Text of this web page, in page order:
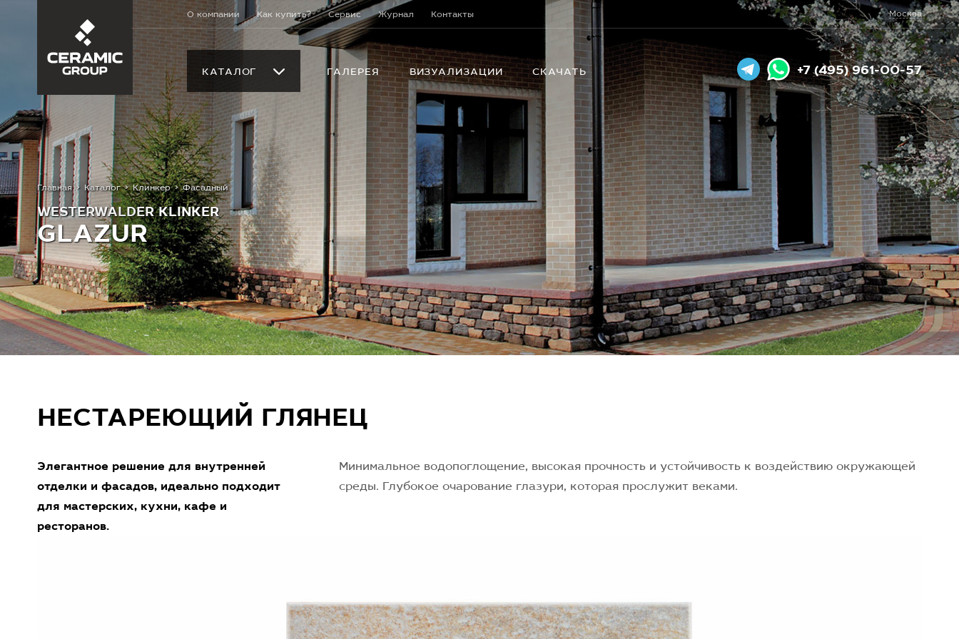
О компании Как купить? Сервис Журнал Контакты Москва
КАТАЛОГ ГАЛЕРЕЯ ВИЗУАЛИЗАЦИИ СКАЧАТЬ +7 (495) 961-00-57
Главная Каталог Клинкер Фасадный
WESTERWALDER KLINKER
GLAZUR
НЕСТАРЕЮЩИЙ ГЛЯНЕЦ
Элегантное решение для внутренней
отделки и фасадов, идеально подходит
для мастерских, кухни, кафе и
ресторанов.
Минимальное водопоглощение, высокая прочность и устойчивость к воздействию окружающей
среды. Глубокое очарование глазури, которая прослужит веками.